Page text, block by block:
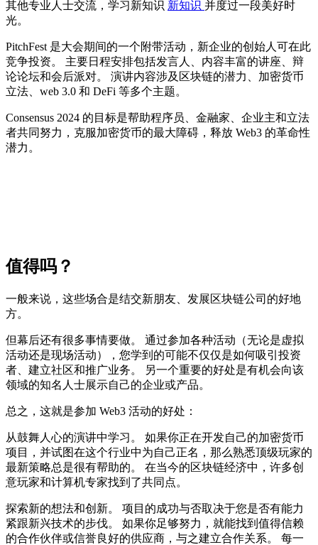
其他专业人士交流，学习新知识 新知识 并度过一段美好时
光。
PitchFest 是大会期间的一个附带活动，新企业的创始人可在此
竞争投资。 主要日程安排包括发言人、内容丰富的讲座、辩
论论坛和会后派对。 演讲内容涉及区块链的潜力、加密货币
立法、web 3.0 和 DeFi 等多个主题。
Consensus 2024 的目标是帮助程序员、金融家、企业主和立法
者共同努力，克服加密货币的最大障碍，释放 Web3 的革命性
潜力。
值得吗？
一般来说，这些场合是结交新朋友、发展区块链公司的好地
方。
但幕后还有很多事情要做。 通过参加各种活动（无论是虚拟
活动还是现场活动），您学到的可能不仅仅是如何吸引投资
者、建立社区和推广业务。 另一个重要的好处是有机会向该
领域的知名人士展示自己的企业或产品。
总之，这就是参加 Web3 活动的好处：
从鼓舞人心的演讲中学习。 如果你正在开发自己的加密货币
项目，并试图在这个行业中为自己正名，那么熟悉顶级玩家的
最新策略总是很有帮助的。 在当今的区块链经济中，许多创
意玩家和计算机专家找到了共同点。
探索新的想法和创新。 项目的成功与否取决于您是否有能力
紧跟新兴技术的步伐。 如果你足够努力，就能找到值得信赖
的合作伙伴或信誉良好的供应商，与之建立合作关系。 每一